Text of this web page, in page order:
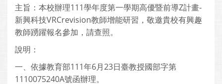
主旨：本校辦理111學年度第一學期高優暨前導Z計畫-
新興科技VRCrevision教師增能研習，敬邀貴校有興趣
教師踴躍報名參加，請查照。
說明：
一、依據教育部111年6月23日臺教授國部字第
1110075240A號函辦理。